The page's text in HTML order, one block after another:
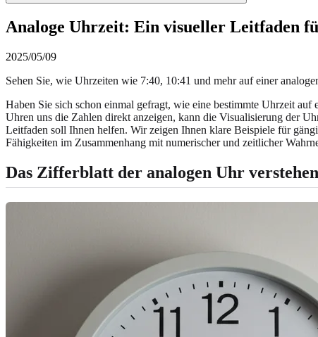
Analoge Uhrzeit: Ein visueller Leitfaden
2025/05/09
Sehen Sie, wie Uhrzeiten wie 7:40, 10:41 und mehr auf einer
Haben Sie sich schon einmal gefragt, wie eine bestimmte Uhrzeit auf
Uhren uns die Zahlen direkt anzeigen, kann die Visualisierung der
Leitfaden soll Ihnen helfen. Wir zeigen Ihnen klare Beispiele für
Fähigkeiten im Zusammenhang mit numerischer und zeitlicher
Das Zifferblatt der analogen Uhr